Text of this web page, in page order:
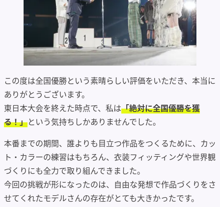
この度は全国優勝という素晴らしい評価をいただき、本当に
ありがとうございます。
東日本大会を終えた時点で、私は「絶対に全国優勝を獲
る！」という気持ちしかありませんでした。
本番までの期間、誰よりも目立つ作品をつくるために、カッ
ト・カラーの練習はもちろん、衣装フィッティングや世界観
づくりにも全力で取り組んできました。
今回の挑戦が形になったのは、自由な発想で作品づくりをさ
せてくれたモデルさんの存在がとても大きかったです。